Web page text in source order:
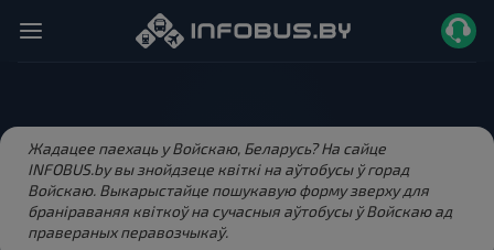
Жадацее паехаць у Войскаю, Беларусь? На сайце
INFOBUS.by вы знойдзеце квіткі на аўтобусы ў горад
Войскаю. Выкарыстайце пошукавую форму зверху для
браніраваняя квіткоў на сучасныя аўтобусы ў Войскаю ад
правераных перавозчыкаў.